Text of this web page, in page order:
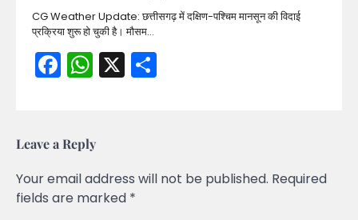
CG Weather Update: छत्तीसगढ़ में दक्षिण-पश्चिम मानसून की विदाई
प्रक्रिया शुरू हो चुकी है। मौसम…
Facebook
WhatsApp
X
Leave a Reply
Your email address will not be published. Required
fields are marked *